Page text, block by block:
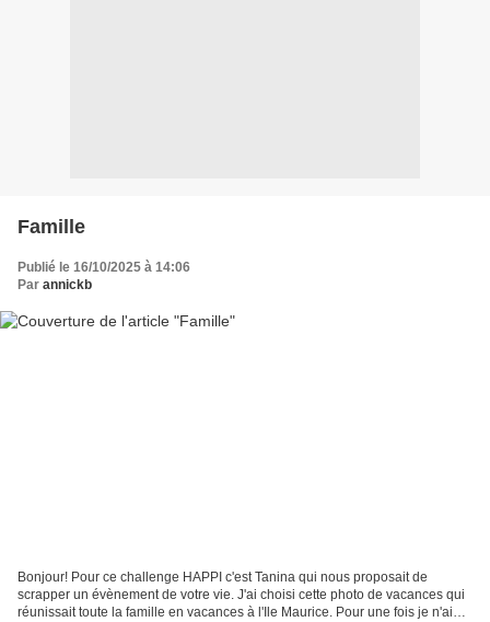
Famille
Publié le 16/10/2025 à 14:06
Par annickb
Bonjour! Pour ce challenge HAPPI c'est Tanina qui nous proposait de
scrapper un évènement de votre vie. J'ai choisi cette photo de vacances qui
réunissait toute la famille en vacances à l'Ile Maurice. Pour une fois je n'ai